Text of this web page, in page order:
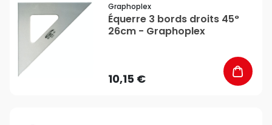
Graphoplex
Équerre 3 bords droits 45°
26cm - Graphoplex
10,15 €